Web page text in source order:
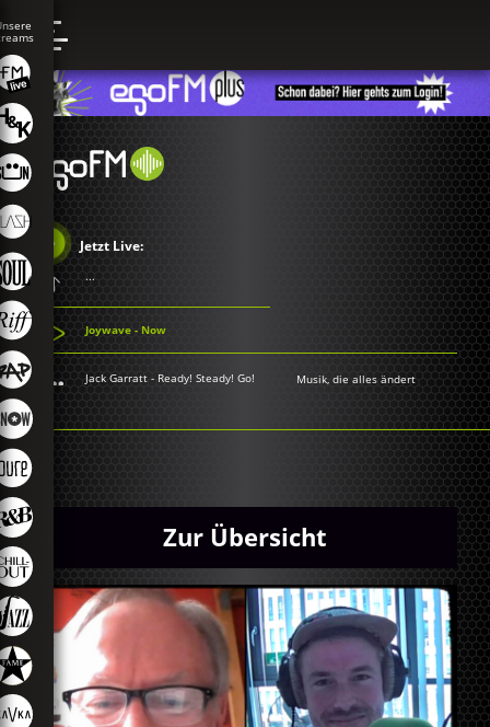
Jetzt Live:
...
Joywave - Now
Jack Garratt - Ready! Steady! Go! Musik, die alles ändert
Zur Übersicht